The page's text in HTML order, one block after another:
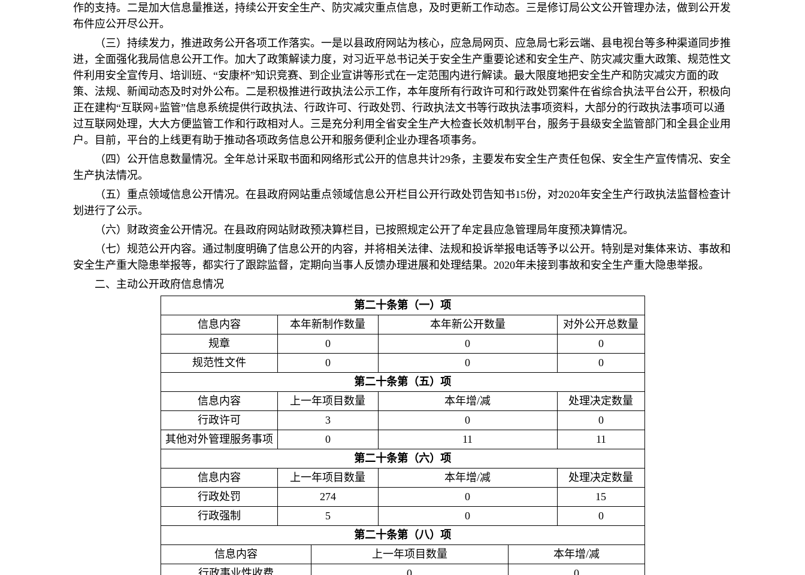
作的支持。二是加大信息量推送，持续公开安全生产、防灾减灾重点信息，及时更新工作动态。三是修订局公文公开管理办法，做到公开发
布件应公开尽公开。
（三）持续发力，推进政务公开各项工作落实。一是以县政府网站为核心，应急局网页、应急局七彩云端、县电视台等多种渠道同步推
进，全面强化我局信息公开工作。加大了政策解读力度，对习近平总书记关于安全生产重要论述和安全生产、防灾减灾重大政策、规范性文
件利用安全宣传月、培训班、“安康杯”知识竞赛、到企业宣讲等形式在一定范围内进行解读。最大限度地把安全生产和防灾减灾方面的政
策、法规、新闻动态及时对外公布。二是积极推进行政执法公示工作，本年度所有行政许可和行政处罚案件在省综合执法平台公开，积极向
正在建构“互联网+监管”信息系统提供行政执法、行政许可、行政处罚、行政执法文书等行政执法事项资料，大部分的行政执法事项可以通
过互联网处理，大大方便监管工作和行政相对人。三是充分利用全省安全生产大检查长效机制平台，服务于县级安全监管部门和全县企业用
户。目前，平台的上线更有助于推动各项政务信息公开和服务便利企业办理各项事务。
（四）公开信息数量情况。全年总计采取书面和网络形式公开的信息共计29条，主要发布安全生产责任包保、安全生产宣传情况、安全
生产执法情况。
（五）重点领域信息公开情况。在县政府网站重点领域信息公开栏目公开行政处罚告知书15份，对2020年安全生产行政执法监督检查计
划进行了公示。
（六）财政资金公开情况。在县政府网站财政预决算栏目，已按照规定公开了牟定县应急管理局年度预决算情况。
（七）规范公开内容。通过制度明确了信息公开的内容，并将相关法律、法规和投诉举报电话等予以公开。特别是对集体来访、事故和
安全生产重大隐患举报等，都实行了跟踪监督，定期向当事人反馈办理进展和处理结果。2020年未接到事故和安全生产重大隐患举报。
二、主动公开政府信息情况
第二十条第（一）项
信息内容
本年新制作数量 本年新公开数量
对外公开总数量
规章
0 0
0
规范性文件
0 0
0
第二十条第（五）项
信息内容
上一年项目数量 本年增/减
处理决定数量
行政许可
3 0
0
其他对外管理服务事项
0 11
11
第二十条第（六）项
信息内容
上一年项目数量 本年增/减
处理决定数量
行政处罚
274 0
15
行政强制
5 0
0
第二十条第（八）项
信息内容
上一年项目数量
本年增/减